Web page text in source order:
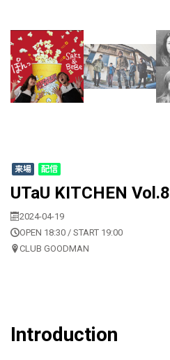
来場 配信
UTaU KITCHEN Vol.8
2024-04-19
OPEN 18:30 / START 19:00
CLUB GOODMAN
Introduction